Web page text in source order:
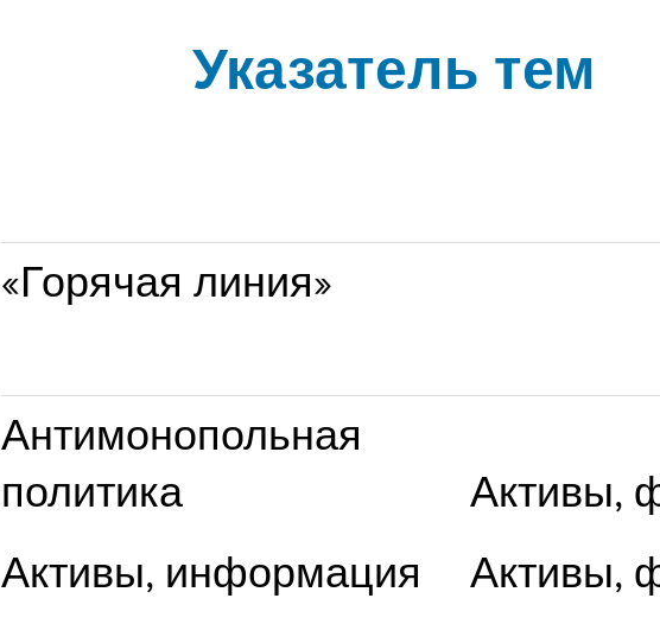
Указатель тем
«Горячая линия»
Антимонопольная
политика
Активы,
Активы, информация
Активы,